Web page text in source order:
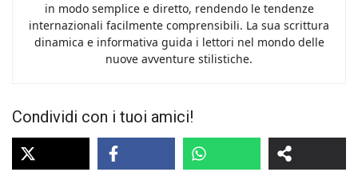
in modo semplice e diretto, rendendo le tendenze
internazionali facilmente comprensibili. La sua scrittura
dinamica e informativa guida i lettori nel mondo delle
nuove avventure stilistiche.
Condividi con i tuoi amici!